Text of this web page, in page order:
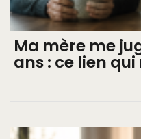
Ma mère me
ans : ce lien